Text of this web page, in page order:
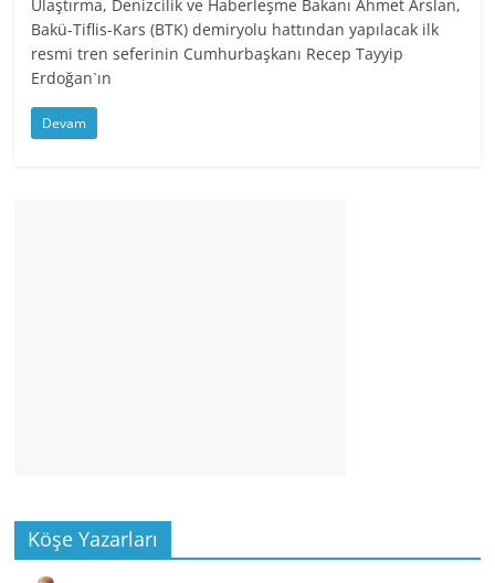
Ulaştırma, Denizcilik ve Haberleşme Bakanı Ahmet Arslan,
Bakü-Tiflis-Kars (BTK) demiryolu hattından yapılacak ilk
resmi tren seferinin Cumhurbaşkanı Recep Tayyip
Erdoğan`ın
Devam
Köşe Yazarları